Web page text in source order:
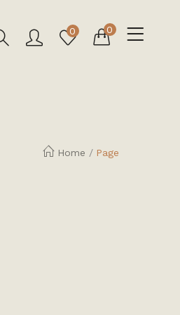
0 0
Home / Page